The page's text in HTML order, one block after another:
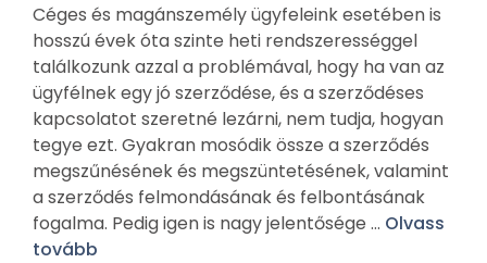
Céges és magánszemély ügyfeleink esetében is
hosszú évek óta szinte heti rendszerességgel
találkozunk azzal a problémával, hogy ha van az
ügyfélnek egy jó szerződése, és a szerződéses
kapcsolatot szeretné lezárni, nem tudja, hogyan
tegye ezt. Gyakran mosódik össze a szerződés
megszűnésének és megszüntetésének, valamint
a szerződés felmondásának és felbontásának
fogalma. Pedig igen is nagy jelentősége … Olvass
tovább